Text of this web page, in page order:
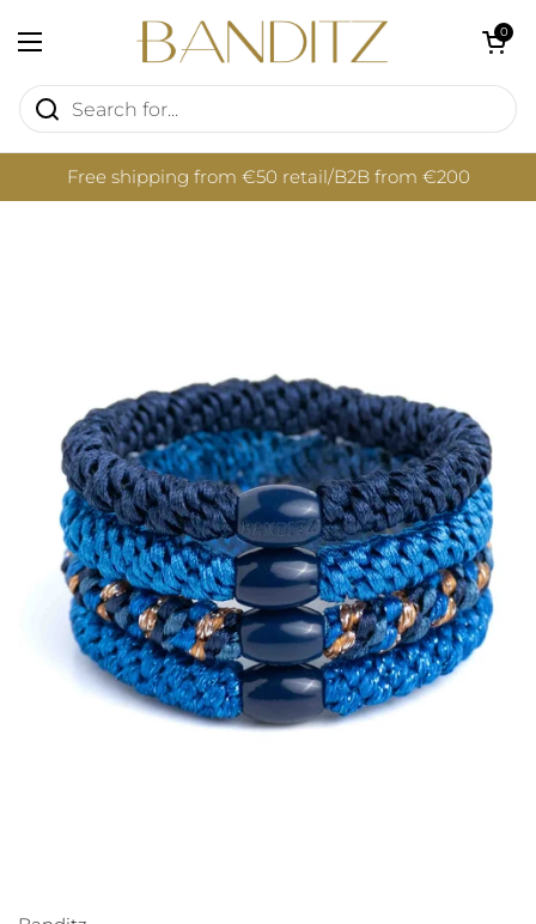
Open menu
Open cart
0
Free shipping from €50 retail/B2B from €200